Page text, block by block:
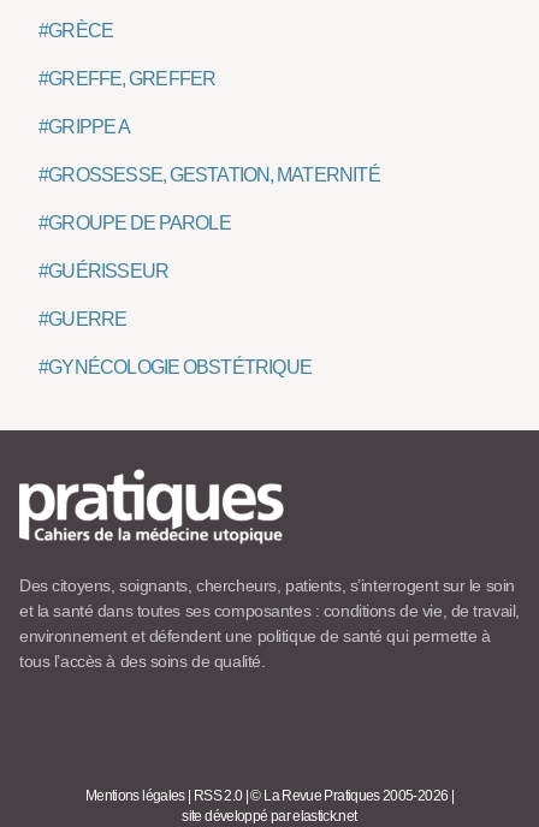
#GRÈCE
#GREFFE, GREFFER
#GRIPPE A
#GROSSESSE, GESTATION, MATERNITÉ
#GROUPE DE PAROLE
#GUÉRISSEUR
#GUERRE
#GYNÉCOLOGIE OBSTÉTRIQUE
Des citoyens, soignants, chercheurs, patients, s’interrogent sur le soin
et la santé dans toutes ses composantes : conditions de vie, de travail,
environnement et défendent une politique de santé qui permette à
tous l’accès à des soins de qualité.
Mentions légales RSS 2.0 |© La Revue Pratiques 2005-2026
site développé par elastick.net